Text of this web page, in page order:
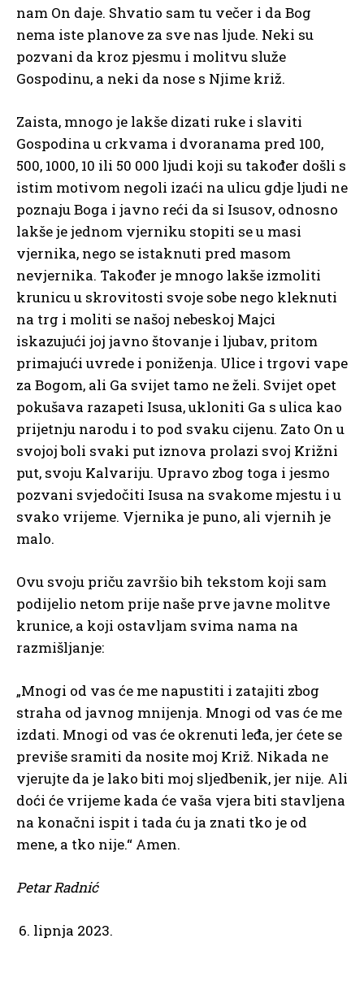
nam On daje. Shvatio sam tu večer i da Bog
nema iste planove za sve nas ljude. Neki su
pozvani da kroz pjesmu i molitvu služe
Gospodinu, a neki da nose s Njime križ.
Zaista, mnogo je lakše dizati ruke i slaviti
Gospodina u crkvama i dvoranama pred 100,
500, 1000, 10 ili 50 000 ljudi koji su također došli s
istim motivom negoli izaći na ulicu gdje ljudi ne
poznaju Boga i javno reći da si Isusov, odnosno
lakše je jednom vjerniku stopiti se u masi
vjernika, nego se istaknuti pred masom
nevjernika. Također je mnogo lakše izmoliti
krunicu u skrovitosti svoje sobe nego kleknuti
na trg i moliti se našoj nebeskoj Majci
iskazujući joj javno štovanje i ljubav, pritom
primajući uvrede i poniženja. Ulice i trgovi vape
za Bogom, ali Ga svijet tamo ne želi. Svijet opet
pokušava razapeti Isusa, ukloniti Ga s ulica kao
prijetnju narodu i to pod svaku cijenu. Zato On u
svojoj boli svaki put iznova prolazi svoj Križni
put, svoju Kalvariju. Upravo zbog toga i jesmo
pozvani svjedočiti Isusa na svakome mjestu i u
svako vrijeme. Vjernika je puno, ali vjernih je
malo.
Ovu svoju priču završio bih tekstom koji sam
podijelio netom prije naše prve javne molitve
krunice, a koji ostavljam svima nama na
razmišljanje:
„Mnogi od vas će me napustiti i zatajiti zbog
straha od javnog mnijenja. Mnogi od vas će me
izdati. Mnogi od vas će okrenuti leđa, jer ćete se
previše sramiti da nosite moj Križ. Nikada ne
vjerujte da je lako biti moj sljedbenik, jer nije. Ali
doći će vrijeme kada će vaša vjera biti stavljena
na konačni ispit i tada ću ja znati tko je od
mene, a tko nije.“ Amen.
Petar Radnić
lipnja 2023.